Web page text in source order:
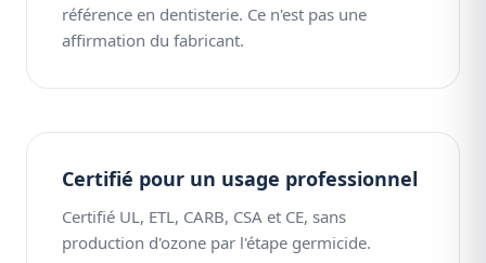
référence en dentisterie. Ce n'est pas une
affirmation du fabricant.
Certifié pour un usage professionnel
Certifié UL, ETL, CARB, CSA et CE, sans
production d'ozone par l'étape germicide.